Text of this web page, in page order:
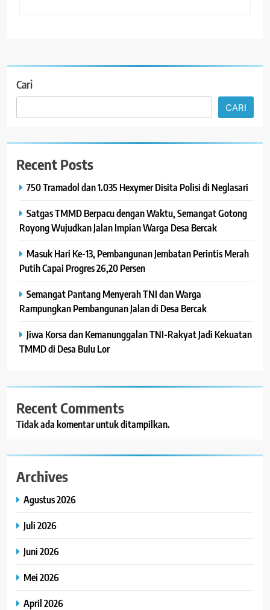
Cari
CARI
Recent Posts
750 Tramadol dan 1.035 Hexymer Disita Polisi di Neglasari
Satgas TMMD Berpacu dengan Waktu, Semangat Gotong
Royong Wujudkan Jalan Impian Warga Desa Bercak
Masuk Hari Ke-13, Pembangunan Jembatan Perintis Merah
Putih Capai Progres 26,20 Persen
Semangat Pantang Menyerah TNI dan Warga
Rampungkan Pembangunan Jalan di Desa Bercak
Jiwa Korsa dan Kemanunggalan TNI-Rakyat Jadi Kekuatan
TMMD di Desa Bulu Lor
Recent Comments
Tidak ada komentar untuk ditampilkan.
Archives
Agustus 2026
Juli 2026
Juni 2026
Mei 2026
April 2026